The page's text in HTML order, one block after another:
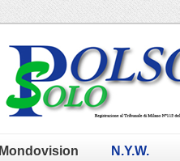
Mondovision N.Y.W.